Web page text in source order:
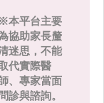
※本平台主要
協助家長釐
迷思，不能
代實際醫
、專家當面
問診與諮詢。